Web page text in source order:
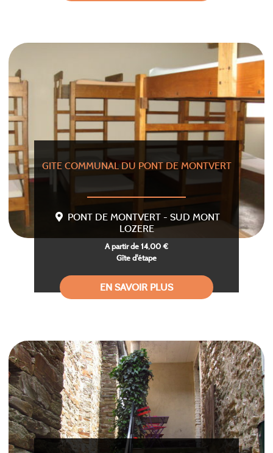
GITE COMMUNAL DU PONT DE MONTVERT
PONT DE MONTVERT - SUD MONT
LOZERE
A partir de 14,00 €
Gîte d'étape
EN SAVOIR PLUS